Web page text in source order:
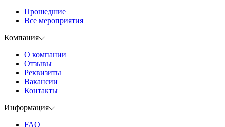
Прошедшие
Все мероприятия
Компания
О компании
Отзывы
Реквизиты
Вакансии
Контакты
Информация
FAQ